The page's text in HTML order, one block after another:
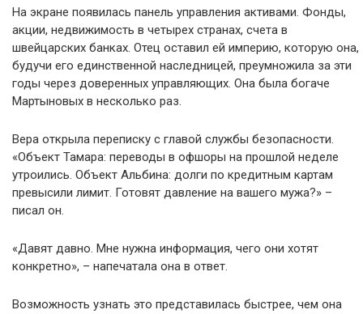
На экране появилась панель управления активами. Фонды,
акции, недвижимость в четырех странах, счета в
швейцарских банках. Отец оставил ей империю, которую она,
будучи его единственной наследницей, преумножила за эти
годы через доверенных управляющих. Она была богаче
Мартыновых в несколько раз.
Вера открыла переписку с главой службы безопасности.
«Объект Тамара: переводы в офшоры на прошлой неделе
утроились. Объект Альбина: долги по кредитным картам
превысили лимит. Готовят давление на вашего мужа?» –
писал он.
«Давят давно. Мне нужна информация, чего они хотят
конкретно», – напечатала она в ответ.
Возможность узнать это представилась быстрее, чем она